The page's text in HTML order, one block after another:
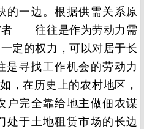
的一边。根据供需关系原
者——往往是作为劳动力需
定的权力，可以对居于长
寻找工作机会的劳动力
，在历史上的农村地区，
户完全靠给地主做佃农谋
处于土地租赁市场的长边